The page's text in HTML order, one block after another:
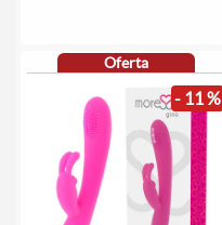
Oferta
- 11 %